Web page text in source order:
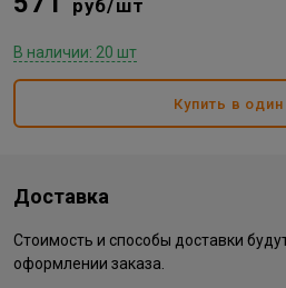
руб/шт
В наличии: 20 шт
Купить в
Доставка
Стоимость и способы доставки
оформлении заказа.